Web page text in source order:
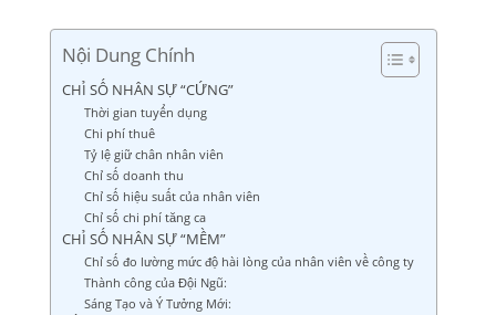
Nội Dung Chính
CHỈ SỐ NHÂN SỰ “CỨNG”
Thời gian tuyển dụng
Chi phí thuê
Tỷ lệ giữ chân nhân viên
Chỉ số doanh thu
Chỉ số hiệu suất của nhân viên
Chỉ số chi phí tăng ca
CHỈ SỐ NHÂN SỰ “MỀM”
Chỉ số đo lường mức độ hài lòng của nhân viên về công ty
Thành công của Đội Ngũ:
Sáng Tạo và Ý Tưởng Mới: